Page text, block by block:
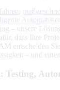
– unsere
dass Ihre
entscheiden
– und
Testing,